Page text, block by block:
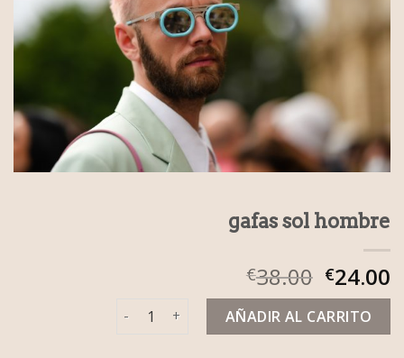
gafas sol hombre
€38.00 €24.00
gafas sol hombre cantidadAÑADIR AL CARRITO